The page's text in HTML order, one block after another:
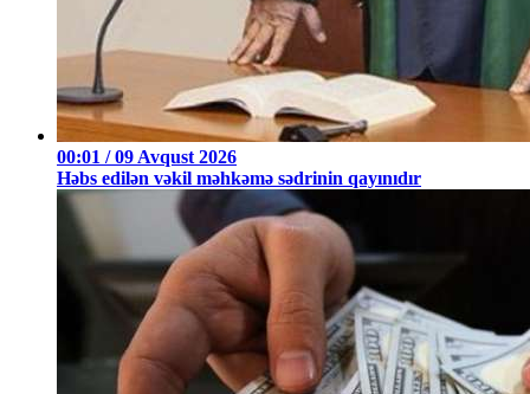
00:01 / 09 Avqust 2026
Həbs edilən vəkil məhkəmə sədrinin qayınıdır